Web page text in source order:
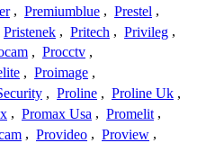
, Premiumblue , Prestel ,
Pristenek , Pritech , Privileg ,
, Procctv ,
, Proimage ,
, Proline , Proline Uk ,
, Promax Usa , Promelit ,
, Provideo , Proview ,